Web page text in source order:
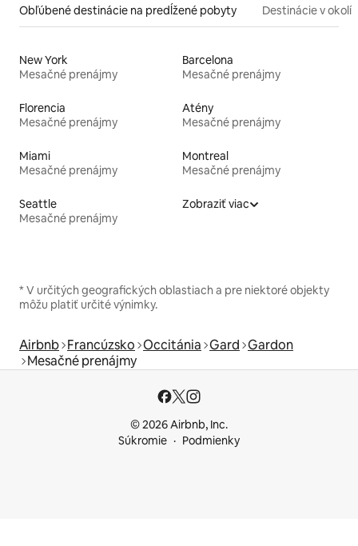
Obľúbené destinácie na predĺžené pobyty Destinácie v okolí
New York
Mesačné prenájmy
Barcelona
Mesačné prenájmy
Florencia
Mesačné prenájmy
Atény
Mesačné prenájmy
Miami
Mesačné prenájmy
Montreal
Mesačné prenájmy
Seattle
Mesačné prenájmy
Zobraziť viac
* V určitých geografických oblastiach a pre niektoré objekty
môžu platiť určité výnimky.
Airbnb Francúzsko Occitánia Gard Gardon
Mesačné prenájmy
© 2026 Airbnb, Inc.
Súkromie
Podmienky